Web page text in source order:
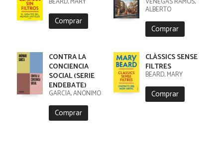
Comprar
ALBERTO
Comprar
CONTRA LA
CONCIENCIA
SOCIAL (SERIE
ENDEBATE)
GARCÍA, ANÓNIMO
Comprar
CLÀSSICS SENSE
FILTRES
BEARD, MARY
Comprar